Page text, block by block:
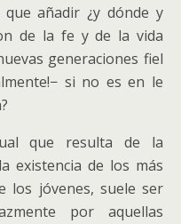
añadir ¿y dónde y
de la fe y de la vida
generaciones fiel
si no es en le
que resulta de la
existencia de los más
los jóvenes, suele ser
por aquellas